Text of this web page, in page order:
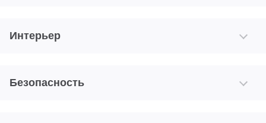
Интерьер
Безопасность